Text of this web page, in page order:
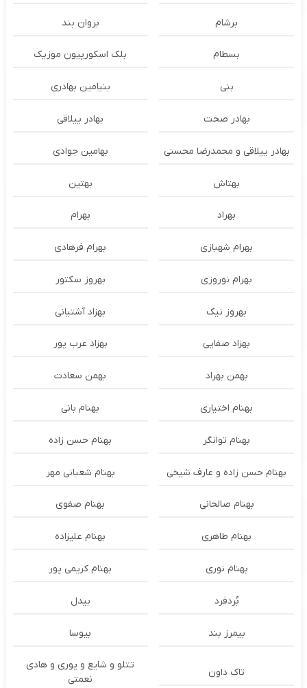
برشام بروان بند
بسطام بلک اسکورپیون موزیک
بنی بنیامین بهادری
بهادر صحت بهادر ییلاقی
بهادر ییلاقی و محمدرضا محسنی بهامین جوادی
بهتاش بهتین
بهراد بهرام
بهرام شهبازی بهرام فرهادی
بهرام نوروزی بهروز سکتور
بهروز نیک بهزاد آشتیانی
بهزاد صفایی بهزاد عرب پور
بهمن بهراد بهمن سعادت
بهنام اختیاری بهنام بانی
بهنام توانگر بهنام حسن زاده
بهنام حسن زاده و عارف شیخی بهنام شعبانی مهر
بهنام صالحانی بهنام صفوی
بهنام طاهری بهنام علیزاده
بهنام نوری بهنام کریمی پور
بُردفرد بیدل
بیمرز بند بیوسا
تاک داون
تتلو و شایع و پوری و هادی
نعمتی